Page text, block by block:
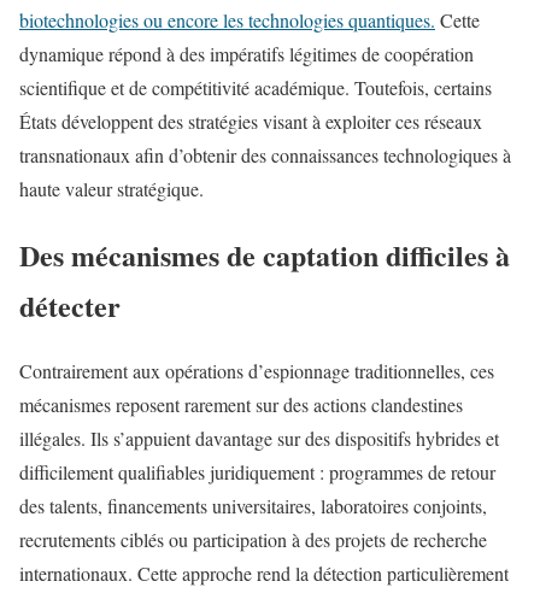
biotechnologies ou encore les technologies quantiques. Cette
dynamique répond à des impératifs légitimes de coopération
scientifique et de compétitivité académique. Toutefois, certains
États développent des stratégies visant à exploiter ces réseaux
transnationaux afin d’obtenir des connaissances technologiques à
haute valeur stratégique.
Des mécanismes de captation difficiles à
détecter
Contrairement aux opérations d’espionnage traditionnelles, ces
mécanismes reposent rarement sur des actions clandestines
illégales. Ils s’appuient davantage sur des dispositifs hybrides et
difficilement qualifiables juridiquement : programmes de retour
des talents, financements universitaires, laboratoires conjoints,
recrutements ciblés ou participation à des projets de recherche
internationaux. Cette approche rend la détection particulièrement